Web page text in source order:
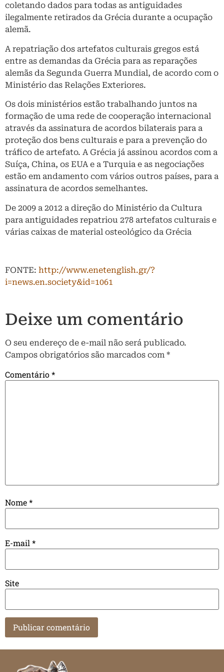
coletando dados para todas as antiguidades
ilegalmente retirados da Grécia durante a ocupação
alemã.
A repatriação dos artefatos culturais gregos está
entre as demandas da Grécia para as reparações
alemãs da Segunda Guerra Mundial, de acordo com o
Ministério das Relações Exteriores.
Os dois ministérios estão trabalhando juntos na
formação de uma rede de cooperação internacional
através da assinatura de acordos bilaterais para a
proteção dos bens culturais e para a prevenção do
tráfico de artefato. A Grécia já assinou acordos com a
Suíça, China, os EUA e a Turquia e as negociações
estão em andamento com vários outros países, para a
assinatura de acordos semelhantes.
De 2009 a 2012 a direção do Ministério da Cultura
para antiguidades repatriou 278 artefatos culturais e
várias caixas de material osteológico da Grécia
FONTE: http://www.enetenglish.gr/?
i=news.en.society&id=1061
Deixe um comentário
O seu endereço de e-mail não será publicado.
Campos obrigatórios são marcados com *
Comentário*
Nome*
E-mail *
Site